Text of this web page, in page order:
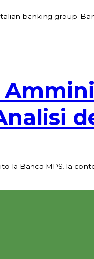
banking group,
la Banca MPS, la